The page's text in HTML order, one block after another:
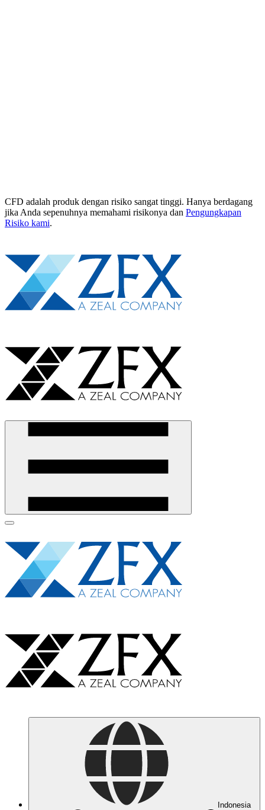
CFD adalah produk dengan risiko sangat tinggi. Hanya berdagang
jika Anda sepenuhnya memahami risikonya dan Pengungkapan
Risiko kami.
Indonesia